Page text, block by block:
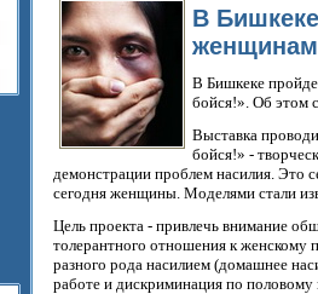
В
В Бишкеке
бойся!». Об этом
Выставка
бойся!» -
демонстрации проблем насилия. Это
сегодня женщины. Моделями стали
Цель проекта - привлечь внимание
толерантного отношения к женскому
разного рода насилием (домашнее
работе и дискриминация по половому